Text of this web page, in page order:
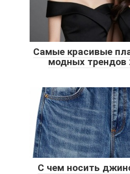
Самые красивые
модных трендов
С чем носить